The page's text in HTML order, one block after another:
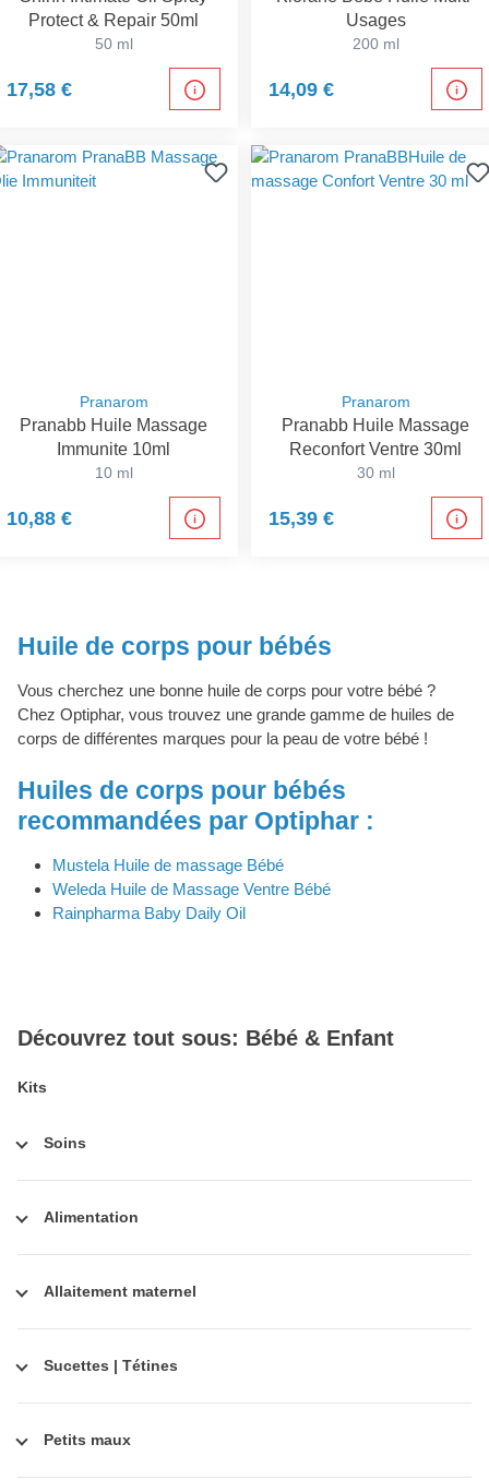
Protect & Repair 50ml
50 ml
17,58 €
Usages
200 ml
14,09 €
Pranarom
Pranabb Huile Massage
Immunite 10ml
10 ml
10,88 €
Pranarom
Pranabb Huile Massage
Reconfort Ventre 30ml
30 ml
15,39 €
Huile de corps pour bébés
Vous cherchez une bonne huile de corps pour votre bébé ?
Chez Optiphar, vous trouvez une grande gamme de huiles de
corps de différentes marques pour la peau de votre bébé !
Huiles de corps pour bébés
recommandées par Optiphar :
Mustela Huile de massage Bébé
Weleda Huile de Massage Ventre Bébé
Rainpharma Baby Daily Oil
Découvrez tout sous: Bébé & Enfant
Kits
Soins
Alimentation
Allaitement maternel
Sucettes | Tétines
Petits maux